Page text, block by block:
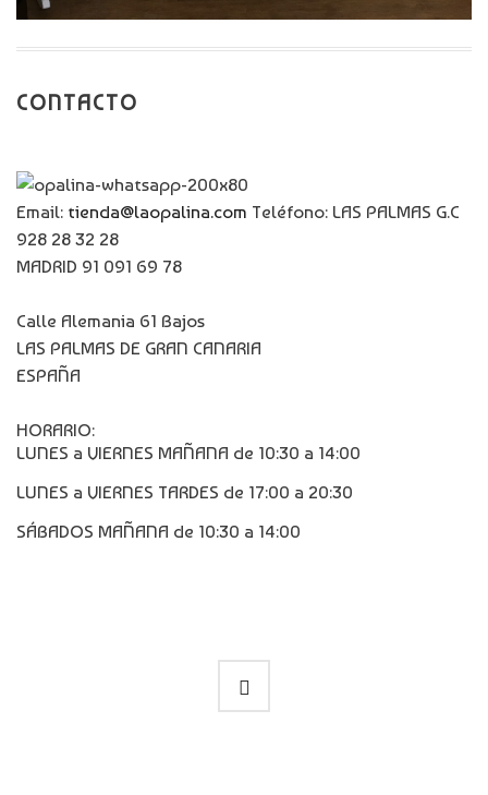
CONTACTO
Email: tienda@laopalina.com Teléfono: LAS PALMAS G.C
928 28 32 28
MADRID 91 091 69 78
Calle Alemania 61 Bajos
LAS PALMAS DE GRAN CANARIA
ESPAÑA
HORARIO:
LUNES a VIERNES MAÑANA de 10:30 a 14:00
LUNES a VIERNES TARDES de 17:00 a 20:30
SÁBADOS MAÑANA de 10:30 a 14:00